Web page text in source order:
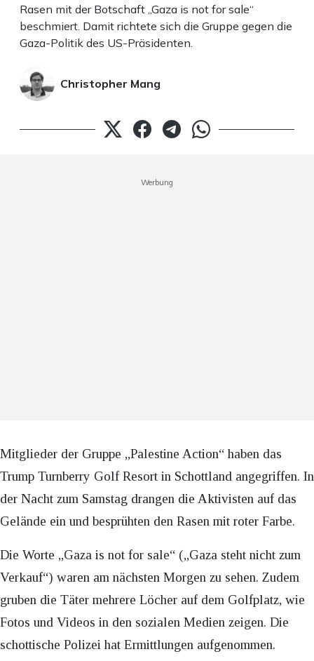
Rasen mit der Botschaft „Gaza is not for sale“
beschmiert. Damit richtete sich die Gruppe gegen die
Gaza-Politik des US-Präsidenten.
Christopher Mang
Werbung
Mitglieder der Gruppe „Palestine Action“ haben das
Trump Turnberry Golf Resort in Schottland angegriffen. In
der Nacht zum Samstag drangen die Aktivisten auf das
Gelände ein und besprühten den Rasen mit roter Farbe.
Die Worte „Gaza is not for sale“ („Gaza steht nicht zum
Verkauf“) waren am nächsten Morgen zu sehen. Zudem
gruben die Täter mehrere Löcher auf dem Golfplatz, wie
Fotos und Videos in den sozialen Medien zeigen. Die
schottische Polizei hat Ermittlungen aufgenommen.